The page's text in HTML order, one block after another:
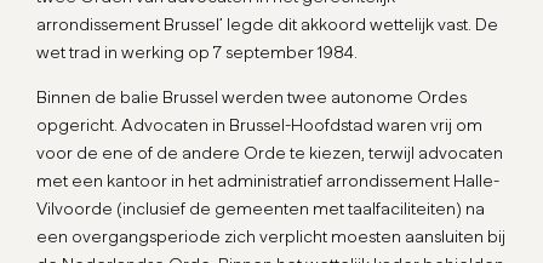
arrondissement Brussel’ legde dit akkoord wettelijk vast. De
wet trad in werking op 7 september 1984.
Binnen de balie Brussel werden twee autonome Ordes
opgericht. Advocaten in Brussel-Hoofdstad waren vrij om
voor de ene of de andere Orde te kiezen, terwijl advocaten
met een kantoor in het administratief arrondissement Halle-
Vilvoorde (inclusief de gemeenten met taalfaciliteiten) na
een overgangsperiode zich verplicht moesten aansluiten bij